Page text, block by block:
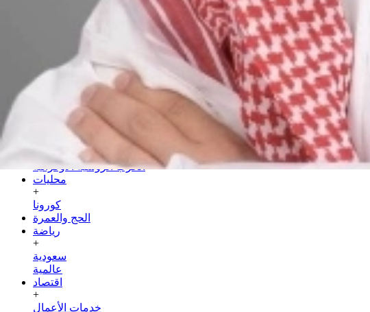
الحرب الروسية الأوكرانية
محليات
+
كورونا
الحج والعمرة
رياضة
+
سعودية
عالمية
اقتصاد
+
خدمات الأعمال